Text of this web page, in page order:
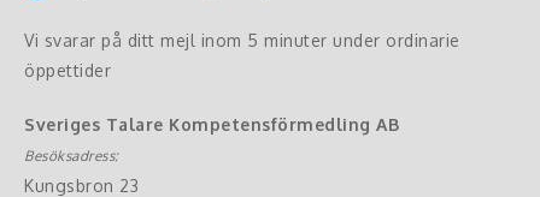
Vi svarar på ditt mejl inom 5 minuter under ordinarie
öppettider
Sveriges Talare Kompetensförmedling AB
Besöksadress:
Kungsbron 23